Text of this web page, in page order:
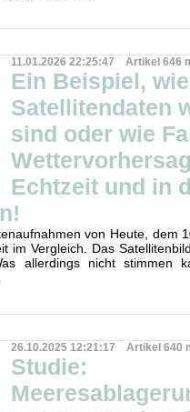
11.01.2026 22:25:47 Artikel 646
Ein Beispiel,
Satellitendaten
sind oder wie
Echtzeit und in
von Heute, dem
im Vergleich. Das
allerdings nicht stimmen
26.10.2025 12:21:17 Artikel 640
Studie: